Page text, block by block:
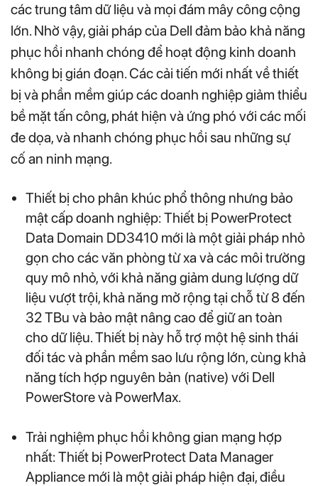
các trung tâm dữ liệu và mọi đám mây công cộng
lớn. Nhờ vậy, giải pháp của Dell đảm bảo khả năng
phục hồi nhanh chóng để hoạt động kinh doanh
không bị gián đoạn. Các cải tiến mới nhất về thiết
bị và phần mềm giúp các doanh nghiệp giảm thiểu
bề mặt tấn công, phát hiện và ứng phó với các mối
đe dọa, và nhanh chóng phục hồi sau những sự
cố an ninh mạng.
Thiết bị cho phân khúc phổ thông nhưng bảo
mật cấp doanh nghiệp: Thiết bị PowerProtect
Data Domain DD3410 mới là một giải pháp nhỏ
gọn cho các văn phòng từ xa và các môi trường
quy mô nhỏ, với khả năng giảm dung lượng dữ
liệu vượt trội, khả năng mở rộng tại chỗ từ 8 đến
32 TBu và bảo mật nâng cao để giữ an toàn
cho dữ liệu. Thiết bị này hỗ trợ một hệ sinh thái
đối tác và phần mềm sao lưu rộng lớn, cùng khả
năng tích hợp nguyên bản (native) với Dell
PowerStore và PowerMax.
Trải nghiệm phục hồi không gian mạng hợp
nhất: Thiết bị PowerProtect Data Manager
Appliance mới là một giải pháp hiện đại, điều